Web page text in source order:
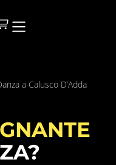
a Calusco D’Adda